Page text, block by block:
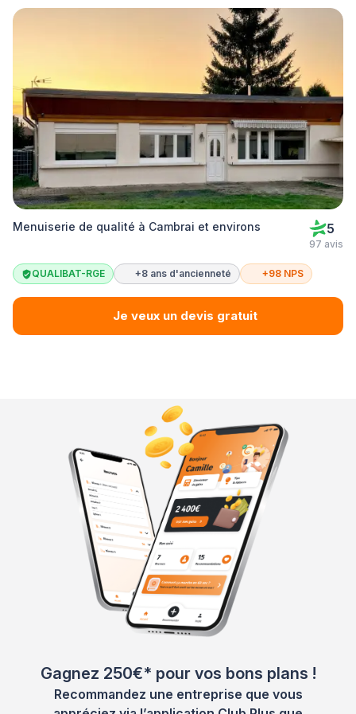
Menuiserie de qualité à Cambrai et environs 5
97 avis
QUALIBAT-RGE +8 ans d'ancienneté +98 NPS
Je veux un devis gratuit
Gagnez 250€* pour vos bons plans !
Recommandez une entreprise que vous